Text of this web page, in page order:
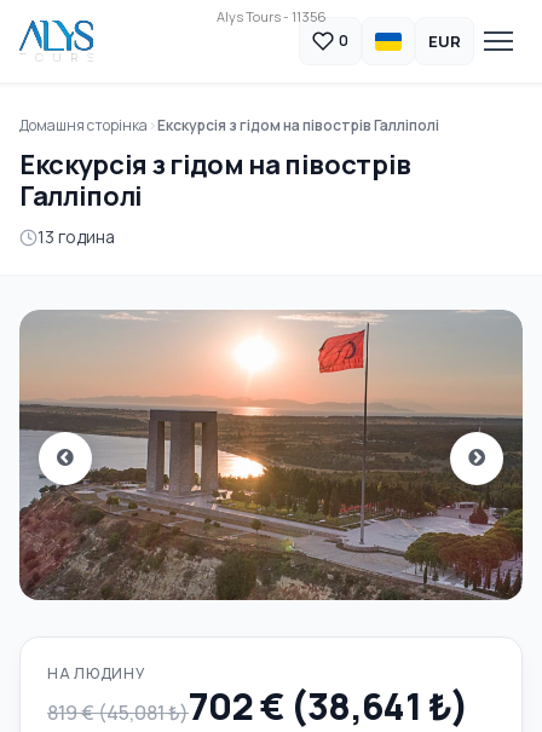
Alys Tours - 11356
0 EUR
Домашня сторінка Екскурсія з гідом на півострів Галліполі
Екскурсія з гідом на півострів
Галліполі
13 година
НА ЛЮДИНУ
819 € (45,081 ₺)702 € (38,641 ₺)